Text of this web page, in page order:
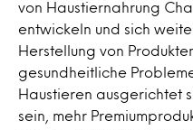
von Haustiernahrung
entwickeln und sich
Herstellung von
gesundheitliche
Haustieren ausgerichtet
sein, mehr